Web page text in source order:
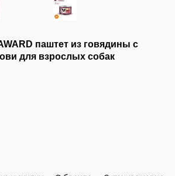
паштет из говядины с
для взрослых собак